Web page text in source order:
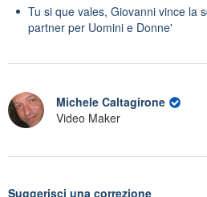
Tu si que vales, Giovanni vince la
partner per Uomini e Donne'
Michele Caltagirone
Video Maker
Suggerisci una correzione